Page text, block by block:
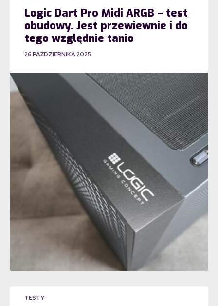
Logic Dart Pro Midi ARGB – test
obudowy. Jest przewiewnie i do
tego względnie tanio
26 PAŹDZIERNIKA 2025
TESTY